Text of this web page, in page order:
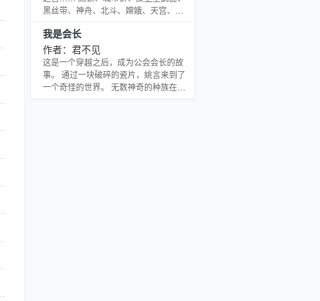
的剧情，只希望在如今这个容易紧张烦
湾。不敢保证做到，只是争取做好。 －
－ 以前的QQ丢了，
黑丝带、神舟、北斗、嫦娥、天宫、股
见双飞…… 王铎做了一个离奇古怪、乱
七八糟的梦。 醒来后，像很多人都有过
的，梦里的一切迅速模糊，王铎想抓住
梦里的东西，但很快就彻底忘记。 梦里
的内容，王铎虽然彻底忘记，但还是有
我是会长
作者：君不见
这是一个穿越之后，成为公会会长的故
事。 通过一块破碎的瓷片，姚言来到了
一个奇怪的世界。 无数神奇的种族在此